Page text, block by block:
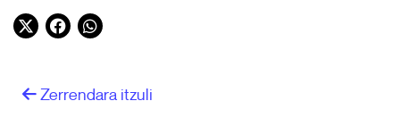
Twitter
Facebook
WhatsApp
Zerrendara itzuli